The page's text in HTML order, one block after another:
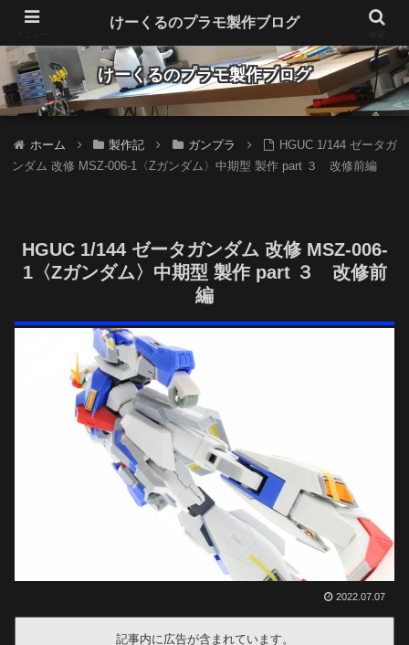
Make plastic models fun
けーくるのプラモ製作ブログ
ホーム 製作記 ガンプラ
HGUC 1/144 ゼータガ
ンダム 改修 MSZ-006-1〈Zガンダム〉中期型 製作 part ３ 改修前編
HGUC 1/144 ゼータガンダム 改修 MSZ-006-
1〈Zガンダム〉中期型 製作 part ３ 改修前
編
2022.07.07
記事内に広告が含まれています。
けーくるのプラモ製作ブログ